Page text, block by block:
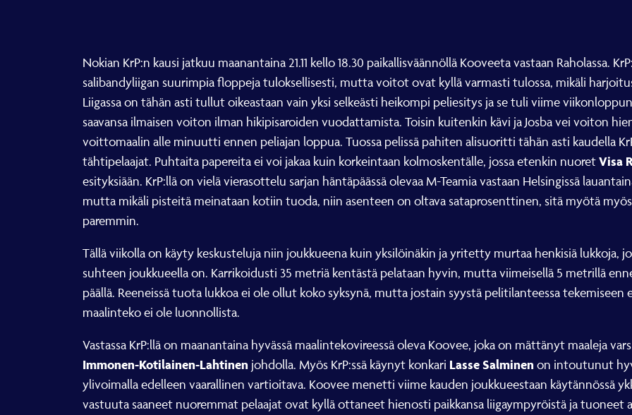
Nokian KrP:n kausi jatkuu maanantaina 21.11 kello 18.30 paikallisväännöllä Kooveeta vastaan Raholassa.
salibandyliigan suurimpia floppeja tuloksellisesti, mutta voitot ovat kyllä varmasti tulossa, mikäli
Liigassa on tähän asti tullut oikeastaan vain yksi selkeästi heikompi peliesitys ja se tuli viime
saavansa ilmaisen voiton ilman hikipisaroiden vuodattamista. Toisin kuitenkin kävi ja Josba vei voiton
voittomaalin alle minuutti ennen peliajan loppua. Tuossa pelissä pahiten alisuoritti tähän asti kaudella
tähtipelaajat. Puhtaita papereita ei voi jakaa kuin korkeintaan kolmoskentälle, jossa etenkin nuoretVisa
esityksiään. KrP:llä on vielä vierasottelu sarjan häntäpäässä olevaa M-Teamia vastaan Helsingissä
mutta mikäli pisteitä meinataan kotiin tuoda, niin asenteen on oltava sataprosenttinen, sitä myötä
paremmin.
Tällä viikolla on käyty keskusteluja niin joukkueena kuin yksilöinäkin ja yritetty murtaa henkisiä lukkoja,
suhteen joukkueella on. Karrikoidusti 35 metriä kentästä pelataan hyvin, mutta viimeisellä 5 metrillä
päällä. Reeneissä tuota lukkoa ei ole ollut koko syksynä, mutta jostain syystä pelitilanteessa
maalinteko ei ole luonnollista.
Vastassa KrP:llä on maanantaina hyvässä maalintekovireessä oleva Koovee, joka on mättänyt maaleja
Immonen-Kotilainen-Lahtinen johdolla. Myös KrP:ssä käynyt konkari Lasse Salminen on intoutunut
ylivoimalla edelleen vaarallinen vartioitava. Koovee menetti viime kauden joukkueestaan käytännössä
vastuuta saaneet nuoremmat pelaajat ovat kyllä ottaneet hienosti paikkansa liigaympyröistä ja